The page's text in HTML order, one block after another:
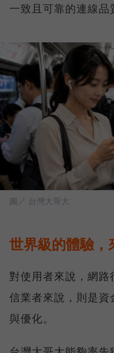
一致且可靠的連線品
圖／ 台灣大哥大
世界級的體驗，
對使用者來說，網
信業者來說，則是
與優化。